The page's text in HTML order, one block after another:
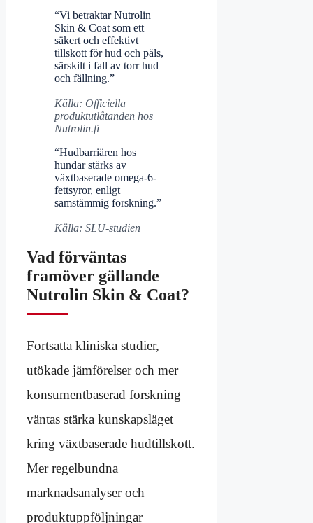
“Vi betraktar Nutrolin
Skin & Coat som ett
säkert och effektivt
tillskott för hud och päls,
särskilt i fall av torr hud
och fällning.”
Källa: Officiella
produktutlåtanden hos
Nutrolin.fi
“Hudbarriären hos
hundar stärks av
växtbaserade omega-6-
fettsyror, enligt
samstämmig forskning.”
Källa: SLU-studien
Vad förväntas
framöver gällande
Nutrolin Skin & Coat?
Fortsatta kliniska studier,
utökade jämförelser och mer
konsumentbaserad forskning
väntas stärka kunskapsläget
kring växtbaserade hudtillskott.
Mer regelbundna
marknadsanalyser och
produktuppföljningar